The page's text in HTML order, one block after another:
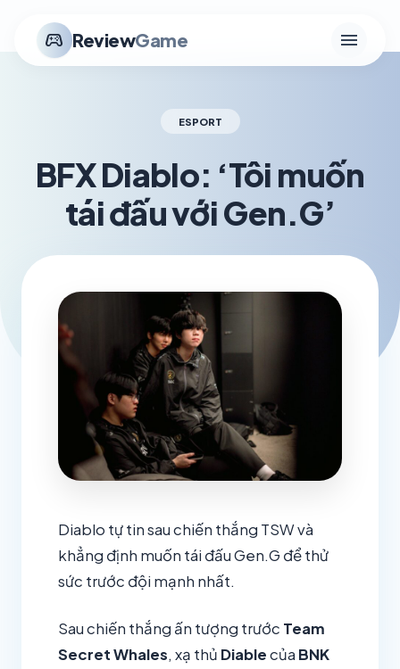
stadia_controller ReviewGame menu
ESPORT
BFX Diablo: ‘Tôi muốn
tái đấu với Gen.G’
Diablo tự tin sau chiến thắng TSW và
khẳng định muốn tái đấu Gen.G để thử
sức trước đội mạnh nhất.
Sau chiến thắng ấn tượng trước Team
Secret Whales, xạ thủ Diablecủa BNK